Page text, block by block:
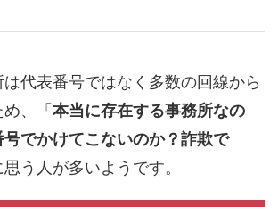
代表番号ではなく多数の回線から
め、「本当に存在する事務所なの
でかけてこないのか？詐欺で
思う人が多いようです。